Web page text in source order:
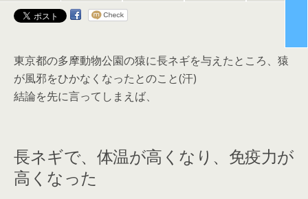
東京都の多摩動物公園の猿に長ネギを与えたところ、猿
が風邪をひかなくなったとのこと(汗)
結論を先に言ってしまえば、
長ネギで、体温が高くなり、免疫力が
高くなった